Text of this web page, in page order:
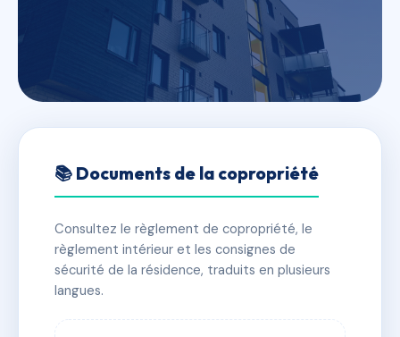
LES PONTONS
✓ Immatriculée 🏠 37 lots 🏗 1 bâtiment(s)
📞 Contacter Syndic Digital
📚 Documents de la copropriété
Consultez le règlement de copropriété, le
règlement intérieur et les consignes de
sécurité de la résidence, traduits en plusieurs
langues.